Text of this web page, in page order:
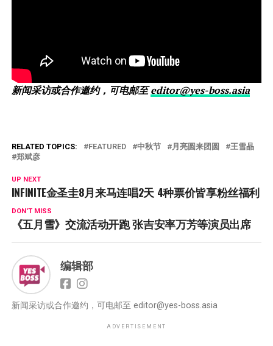
新闻采访或合作邀约，可电邮至editor@yes-boss.asia
RELATED TOPICS: FEATURED 中秋节 月亮圆来团圆
王雪晶
郑斌彦
UP NEXT
INFINITE金圣圭8月来马连唱2天 4种票价皆享粉丝福利
DON'T MISS
《五月雪》交流活动开跑 张吉安率万芳等演员出席
编辑部
新闻采访或合作邀约，可电邮至 editor@yes-boss.asia
ADVERTISEMENT